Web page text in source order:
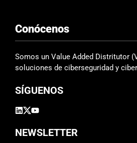
c
a
m
p
v
c
o
Conócenos
Somos un Value Added Distritutor
soluciones de ciberseguridad y
SÍGUENOS
NEWSLETTER